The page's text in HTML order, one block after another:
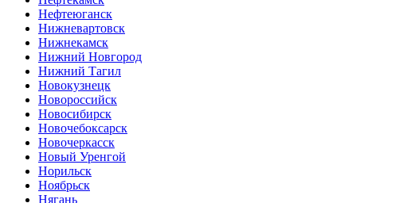
Нефтеюганск
Нижневартовск
Нижнекамск
Нижний Новгород
Нижний Тагил
Новокузнецк
Новороссийск
Новосибирск
Новочебоксарск
Новочеркасск
Новый Уренгой
Норильск
Ноябрьск
Нягань